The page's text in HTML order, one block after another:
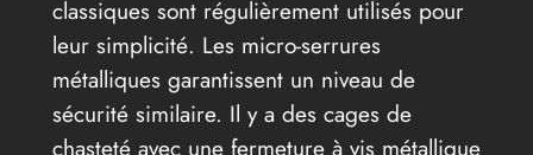
classiques sont régulièrement utilisés pour
leur simplicité. Les micro-serrures
métalliques garantissent un niveau de
sécurité similaire. Il y a des cages de
chasteté avec une fermeture à vis métallique